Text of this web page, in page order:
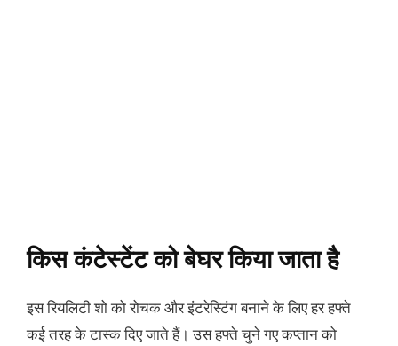
किस कंटेस्टेंट को बेघर किया जाता है
इस रियलिटी शो को रोचक और इंटरेस्टिंग बनाने के लिए हर हफ्ते
कई तरह के टास्क दिए जाते हैं। उस हफ्ते चुने गए कप्तान को